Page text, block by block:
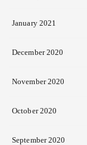
January 2021
December 2020
November 2020
October 2020
September 2020